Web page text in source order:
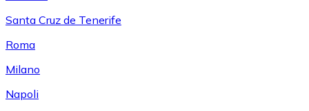
Santa Cruz de Tenerife
Roma
Milano
Napoli